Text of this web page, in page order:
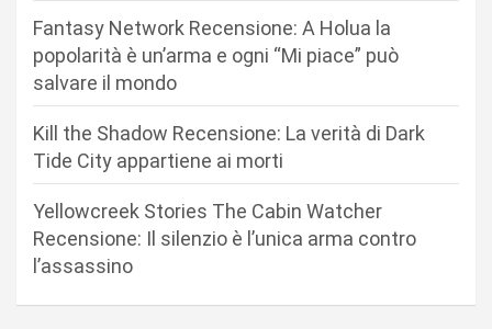
Fantasy Network Recensione: A Holua la
popolarità è un’arma e ogni “Mi piace” può
salvare il mondo
Kill the Shadow Recensione: La verità di Dark
Tide City appartiene ai morti
Yellowcreek Stories The Cabin Watcher
Recensione: Il silenzio è l’unica arma contro
l’assassino